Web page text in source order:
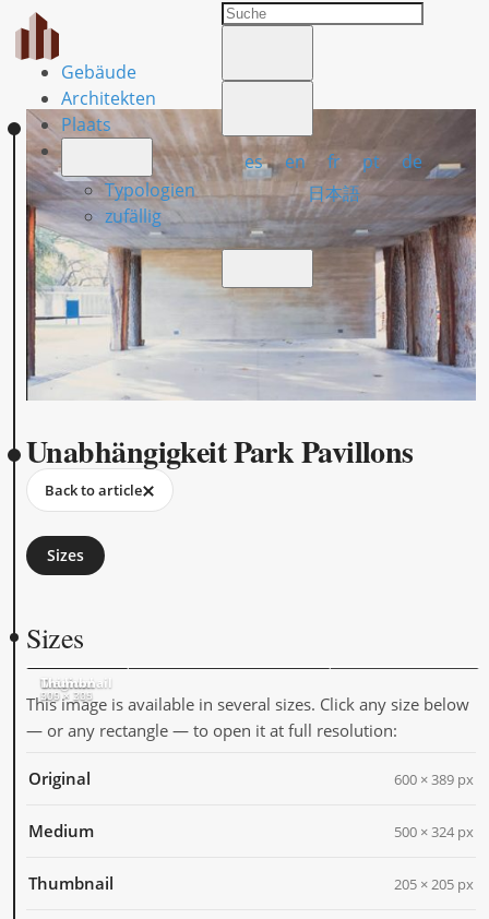
Gebäude
Architekten
Plaats
Typologien
zufällig
es en fr pt
de
日本語
Unabhängigkeit Park Pavillons
Back to article
Sizes
Sizes
Original
600 × 389
Medium
500 × 324
Thumbnail
205 × 205
This image is available in several sizes. Click any size below
— or any rectangle — to open it at full resolution:
Original 600 × 389 px
Medium 500 × 324 px
Thumbnail 205 × 205 px